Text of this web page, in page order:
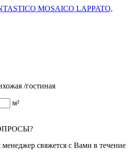
MOSAICO LAPPATO,
/гостиная
м²
свяжется с Вами в течение